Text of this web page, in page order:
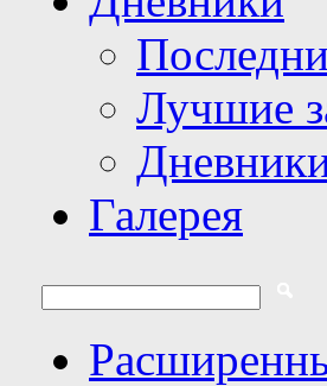
Лучшие
Галерея